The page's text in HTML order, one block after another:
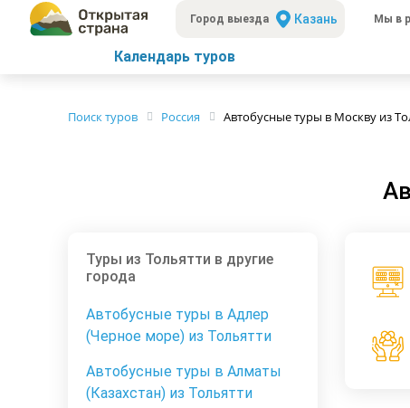
Город выезда Казань Мы в
Календарь туров
Поиск туров Россия Автобусные туры в Москву из
Туры из Тольятти в другие
города
Автобусные туры в Адлер
(Черное море) из Тольятти
Автобусные туры в Алматы
(Казахстан) из Тольятти